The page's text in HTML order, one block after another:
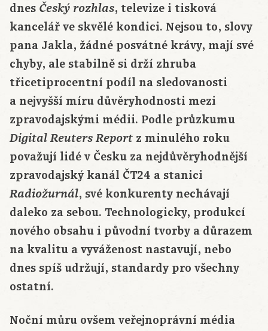
dnes Český rozhlas, televize i tisková
kancelář ve skvělé kondici. Nejsou to, slovy
pana Jakla, žádné posvátné krávy, mají své
chyby, ale stabilně si drží zhruba
třicetiprocentní podíl na sledovanosti
a nejvyšší míru důvěryhodnosti mezi
zpravodajskými médii. Podle průzkumu
Digital Reuters Report z minulého roku
považují lidé v Česku za nejdůvěryhodnější
zpravodajský kanál ČT24 a stanici
Radiožurnál, své konkurenty nechávají
daleko za sebou. Technologicky, produkcí
nového obsahu i původní tvorby a důrazem
na kvalitu a vyváženost nastavují, nebo
dnes spíš udržují, standardy pro všechny
ostatní.
Noční můru ovšem veřejnoprávní média